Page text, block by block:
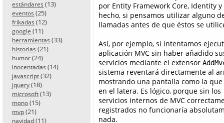
estándares (13)
eventos (25)
frikadas (12)
google (11)
herramientas (33)
historias (21)
humor (24)
inocentadas (14)
javascript (32)
jquery (18)
microsoft (13)
mono (15)
mvp (21)
navidad (11)
por Entity Framework Core, Identity
hecho, si pensamos utilizar alguno
llamadas antes de que éstos se
Así, por ejemplo, si intentamos
aplicación MVC sin haber añadido
servicios mediante el extensor
sistema reventará directamente al
mostrando una pantalla como la que
en el latera. Es lógico, porque sin los
servicios internos de MVC
registrados no funcionaría
nada.